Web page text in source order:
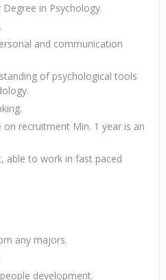
in Psychology.
and communication
of psychological tools
on recruitment Min. 1 year is an
able to work in fast paced
any majors.
development.